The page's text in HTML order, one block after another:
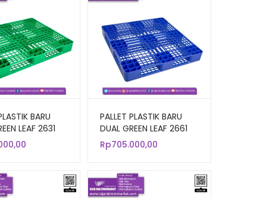
BARU
LEAF 2631
CM
PALLET PLASTIK BARU
DUAL GREEN LEAF 2661
UKURAN 110x110x14 CM
Rp705.000,00